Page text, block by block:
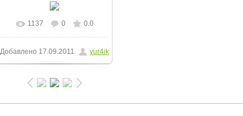
В реальном размере
768x1024/ 103.2Kb
1137 0 0.0
Добавлено 17.09.2011 yur4ik